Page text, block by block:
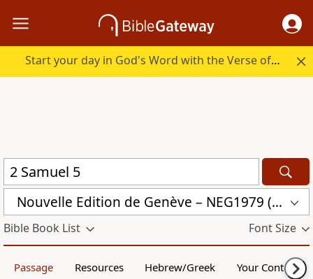
Start your day in God's Word with the Verse of the Day.
Nouvelle Edition de Genève – NEG1979 (NEG1979)
Bible Book List Font Size
Passage Resources Hebrew/Greek Your Content